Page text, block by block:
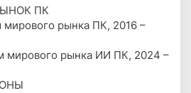
ПК
рынка ПК, 2016 –
рынка ИИ ПК, 2024 –